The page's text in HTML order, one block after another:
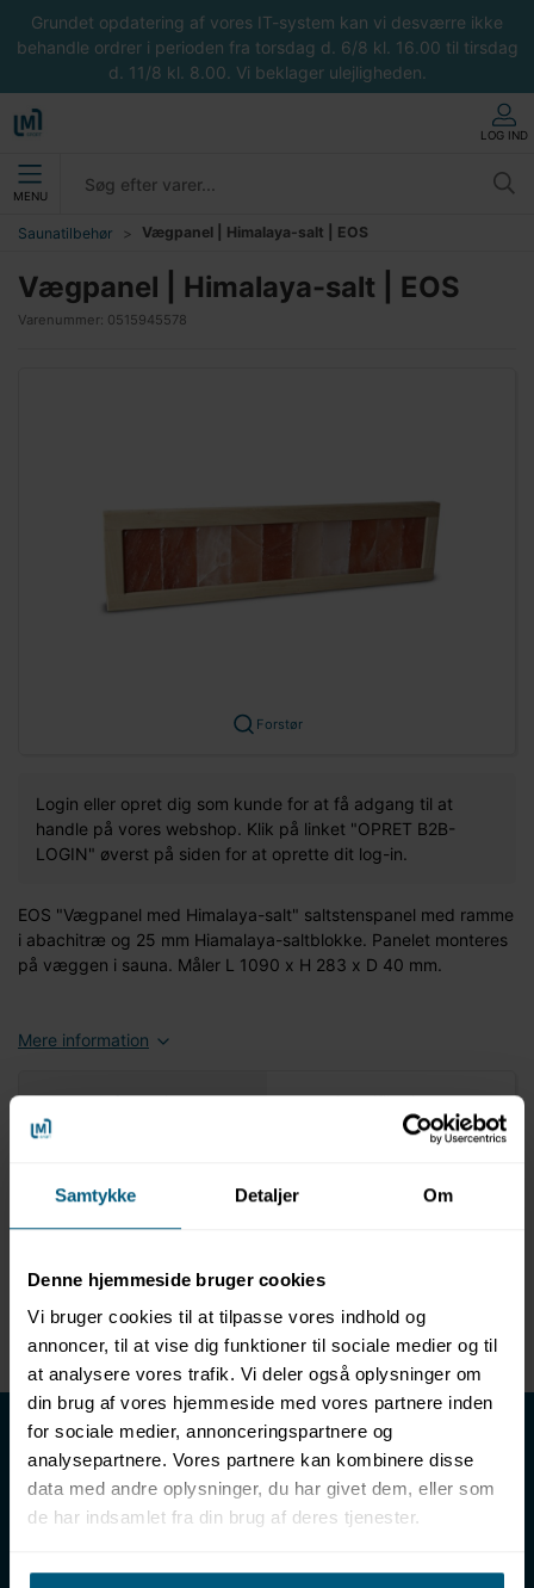
Samtykke Detaljer Om
Denne hjemmeside bruger cookies
Vi bruger cookies til at tilpasse vores indhold og
annoncer, til at vise dig funktioner til sociale medier og til
at analysere vores trafik. Vi deler også oplysninger om
din brug af vores hjemmeside med vores partnere inden
for sociale medier, annonceringspartnere og
analysepartnere. Vores partnere kan kombinere disse
data med andre oplysninger, du har givet dem, eller som
de har indsamlet fra din brug af deres tjenester.
Grundet opdatering af vores IT-system kan vi desværre ikke
behandle ordrer i perioden fra torsdag d. 6/8 kl. 16.00 til tirsdag
d. 11/8 kl. 8.00. Vi beklager ulejligheden.
LOG IND
MENU
Saunatilbehør Vægpanel | Himalaya-salt | EOS
Vægpanel | Himalaya-salt | EOS
Varenummer: 0515945578
Forstør
Login eller opret dig som kunde for at få adgang til at
handle på vores webshop. Klik på linket "OPRET B2B-
LOGIN" øverst på siden for at oprette dit log-in.
EOS "Vægpanel med Himalaya-salt" saltstenspanel med ramme
i abachitræ og 25 mm Hiamalaya-saltblokke. Panelet monteres
på væggen i sauna. Måler L 1090 x H 283 x D 40 mm.
Mere information
Information Specifikationer
Mærke: EOS
L 1090 x H 283 x D 40 mm
Til vægmontering i sauna
LML SPORT - Alt til vand
LML SPORT er en engrosforhandler af alt til vand. Vores
sortiment omfatter f.eks. badetøj, svømmeudstyr, udstyr til
vandleg og vandsport, vandbehandling og teknik samt inventar
badelande, friluftsbade, campingpladser, feriecentre,